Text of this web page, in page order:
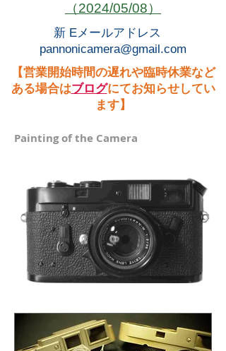
（2024/05/08）
新 Eメールアドレス
pannonicamera@gmail.com
【営業開始時間の遅れや臨時休業など
ある場合はブログにてお知らせしてい
ます】
Painting of the Camera